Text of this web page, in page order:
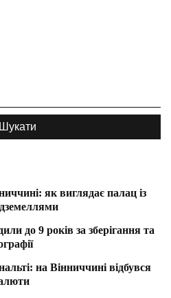
як виглядає палац із
до 9 років за зберігання та
на Вінниччині відбувся